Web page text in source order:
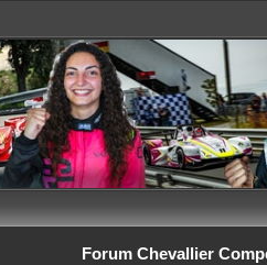
Forum Chevallier